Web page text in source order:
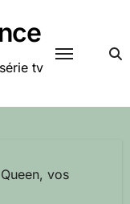
tv
vos